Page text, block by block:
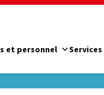
et personnel Services